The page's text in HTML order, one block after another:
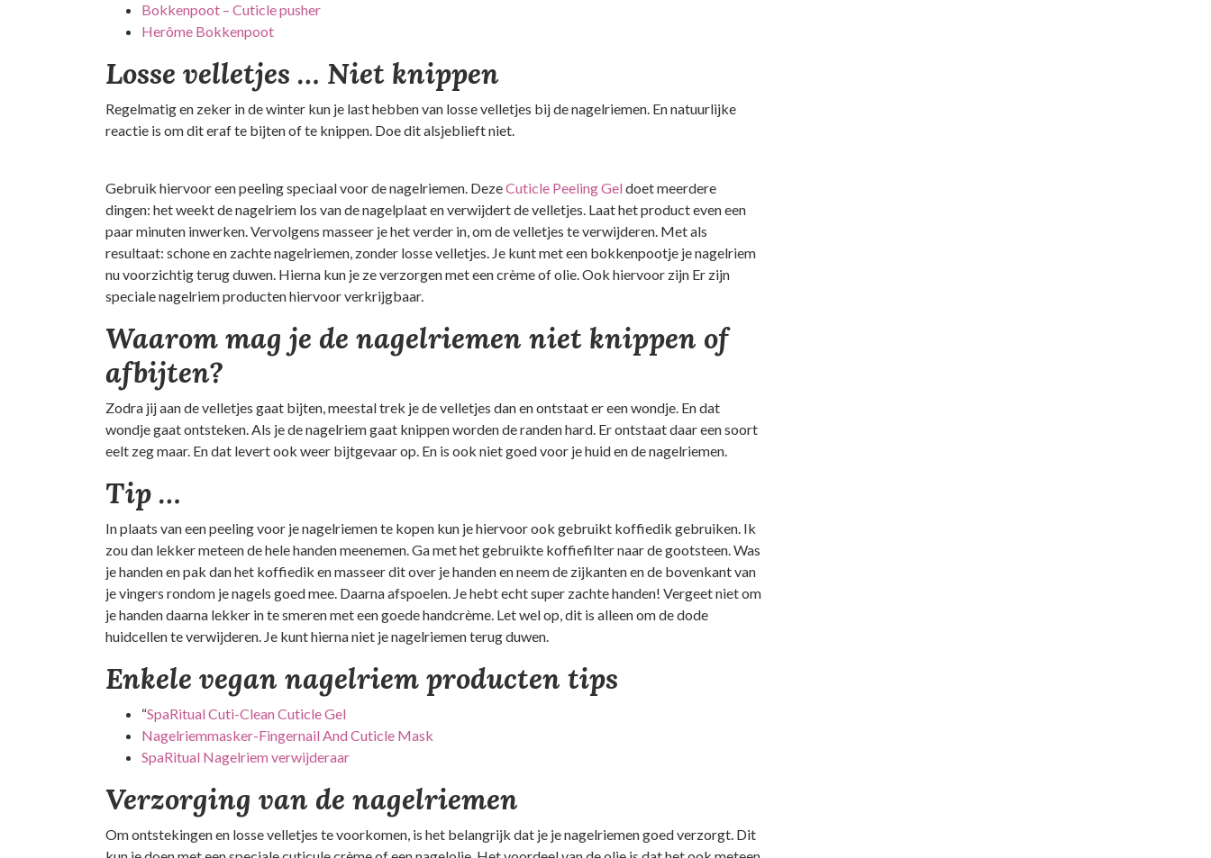
Bokkenpoot – Cuticle pusher
Herôme Bokkenpoot
Losse velletjes … Niet knippen
Regelmatig en zeker in de winter kun je last hebben van losse velletjes bij de nagelriemen. En natuurlijke
reactie is om dit eraf te bijten of te knippen. Doe dit alsjeblieft niet.
Gebruik hiervoor een peeling speciaal voor de nagelriemen. DezeCuticle Peeling Geldoet meerdere
dingen: het weekt de nagelriem los van de nagelplaat en verwijdert de velletjes. Laat het product even een
paar minuten inwerken. Vervolgens masseer je het verder in, om de velletjes te verwijderen. Met als
resultaat: schone en zachte nagelriemen, zonder losse velletjes. Je kunt met een bokkenpootje je nagelriem
nu voorzichtig terug duwen. Hierna kun je ze verzorgen met een crème of olie. Ook hiervoor zijn Er zijn
speciale nagelriem producten hiervoor verkrijgbaar.
Waarom mag je de nagelriemen niet knippen of
afbijten?
Zodra jij aan de velletjes gaat bijten, meestal trek je de velletjes dan en ontstaat er een wondje. En dat
wondje gaat ontsteken. Als je de nagelriem gaat knippen worden de randen hard. Er ontstaat daar een soort
eelt zeg maar. En dat levert ook weer bijtgevaar op. En is ook niet goed voor je huid en de nagelriemen.
Tip …
In plaats van een peeling voor je nagelriemen te kopen kun je hiervoor ook gebruikt koffiedik gebruiken. Ik
zou dan lekker meteen de hele handen meenemen. Ga met het gebruikte koffiefilter naar de gootsteen. Was
je handen en pak dan het koffiedik en masseer dit over je handen en neem de zijkanten en de bovenkant van
je vingers rondom je nagels goed mee. Daarna afspoelen. Je hebt echt super zachte handen! Vergeet niet om
je handen daarna lekker in te smeren met een goede handcrème. Let wel op, dit is alleen om de dode
huidcellen te verwijderen. Je kunt hierna niet je nagelriemen terug duwen.
Enkele vegan nagelriem producten tips
“SpaRitual Cuti-Clean Cuticle Gel
Nagelriemmasker-Fingernail And Cuticle Mask
SpaRitual Nagelriem verwijderaar
Verzorging van de nagelriemen
Om ontstekingen en losse velletjes te voorkomen, is het belangrijk dat je je nagelriemen goed verzorgt. Dit